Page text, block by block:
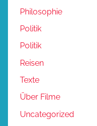
Philosophie
Politik
Politik
Reisen
Texte
Über Filme
Uncategorized